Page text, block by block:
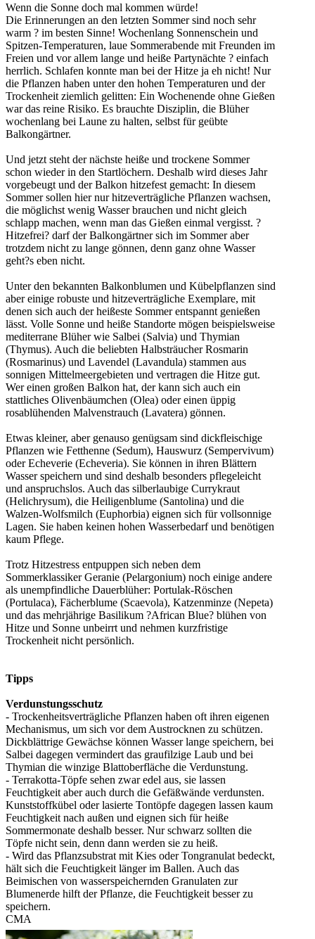
Wenn die Sonne doch mal kommen würde!
Die Erinnerungen an den letzten Sommer sind noch sehr
warm ? im besten Sinne! Wochenlang Sonnenschein und
Spitzen-Temperaturen, laue Sommerabende mit Freunden im
Freien und vor allem lange und heiße Partynächte ? einfach
herrlich. Schlafen konnte man bei der Hitze ja eh nicht! Nur
die Pflanzen haben unter den hohen Temperaturen und der
Trockenheit ziemlich gelitten: Ein Wochenende ohne Gießen
war das reine Risiko. Es brauchte Disziplin, die Blüher
wochenlang bei Laune zu halten, selbst für geübte
Balkongärtner.
Und jetzt steht der nächste heiße und trockene Sommer
schon wieder in den Startlöchern. Deshalb wird dieses Jahr
vorgebeugt und der Balkon hitzefest gemacht: In diesem
Sommer sollen hier nur hitzeverträgliche Pflanzen wachsen,
die möglichst wenig Wasser brauchen und nicht gleich
schlapp machen, wenn man das Gießen einmal vergisst. ?
Hitzefrei? darf der Balkongärtner sich im Sommer aber
trotzdem nicht zu lange gönnen, denn ganz ohne Wasser
geht?s eben nicht.
Unter den bekannten Balkonblumen und Kübelpflanzen sind
aber einige robuste und hitzeverträgliche Exemplare, mit
denen sich auch der heißeste Sommer entspannt genießen
lässt. Volle Sonne und heiße Standorte mögen beispielsweise
mediterrane Blüher wie Salbei (Salvia) und Thymian
(Thymus). Auch die beliebten Halbsträucher Rosmarin
(Rosmarinus) und Lavendel (Lavandula) stammen aus
sonnigen Mittelmeergebieten und vertragen die Hitze gut.
Wer einen großen Balkon hat, der kann sich auch ein
stattliches Olivenbäumchen (Olea) oder einen üppig
rosablühenden Malvenstrauch (Lavatera) gönnen.
Etwas kleiner, aber genauso genügsam sind dickfleischige
Pflanzen wie Fetthenne (Sedum), Hauswurz (Sempervivum)
oder Echeverie (Echeveria). Sie können in ihren Blättern
Wasser speichern und sind deshalb besonders pflegeleicht
und anspruchslos. Auch das silberlaubige Currykraut
(Helichrysum), die Heiligenblume (Santolina) und die
Walzen-Wolfsmilch (Euphorbia) eignen sich für vollsonnige
Lagen. Sie haben keinen hohen Wasserbedarf und benötigen
kaum Pflege.
Trotz Hitzestress entpuppen sich neben dem
Sommerklassiker Geranie (Pelargonium) noch einige andere
als unempfindliche Dauerblüher: Portulak-Röschen
(Portulaca), Fächerblume (Scaevola), Katzenminze (Nepeta)
und das mehrjährige Basilikum ?African Blue? blühen von
Hitze und Sonne unbeirrt und nehmen kurzfristige
Trockenheit nicht persönlich.
Tipps
Verdunstungsschutz
- Trockenheitsverträgliche Pflanzen haben oft ihren eigenen
Mechanismus, um sich vor dem Austrocknen zu schützen.
Dickblättrige Gewächse können Wasser lange speichern, bei
Salbei dagegen vermindert das graufilzige Laub und bei
Thymian die winzige Blattoberfläche die Verdunstung.
- Terrakotta-Töpfe sehen zwar edel aus, sie lassen
Feuchtigkeit aber auch durch die Gefäßwände verdunsten.
Kunststoffkübel oder lasierte Tontöpfe dagegen lassen kaum
Feuchtigkeit nach außen und eignen sich für heiße
Sommermonate deshalb besser. Nur schwarz sollten die
Töpfe nicht sein, denn dann werden sie zu heiß.
- Wird das Pflanzsubstrat mit Kies oder Tongranulat bedeckt,
hält sich die Feuchtigkeit länger im Ballen. Auch das
Beimischen von wasserspeichernden Granulaten zur
Blumenerde hilft der Pflanze, die Feuchtigkeit besser zu
speichern.
CMA